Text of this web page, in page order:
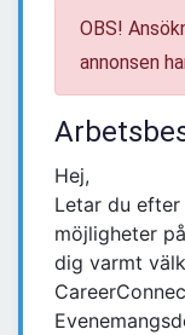
OBS!
annonsen
Hej,
Letar du
möjligheter
dig varmt